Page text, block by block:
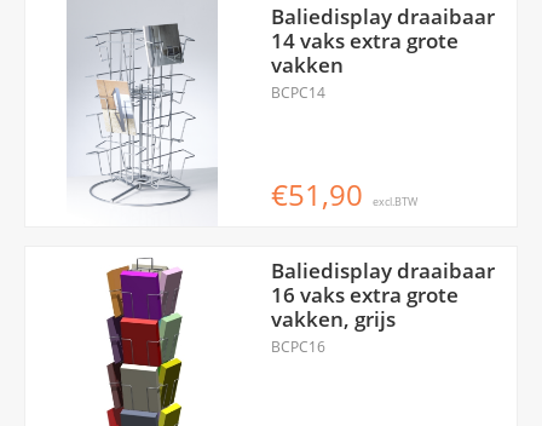
Baliedisplay draaibaar
14 vaks extra grote
vakken
BCPC14
€51,90 excl.BTW
Baliedisplay draaibaar
16 vaks extra grote
vakken, grijs
BCPC16